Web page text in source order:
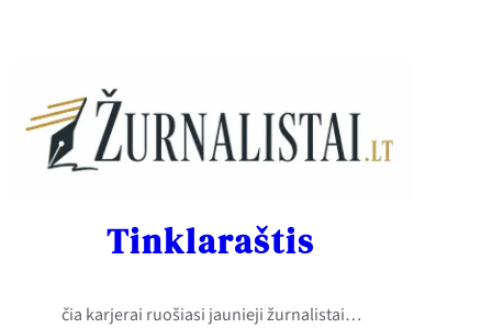
Tinklaraštis
čia karjerai ruošiasi jaunieji žurnalistai…